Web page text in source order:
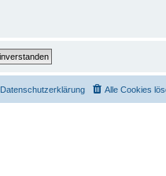
Alle Cookies
Datenschutzerklärung